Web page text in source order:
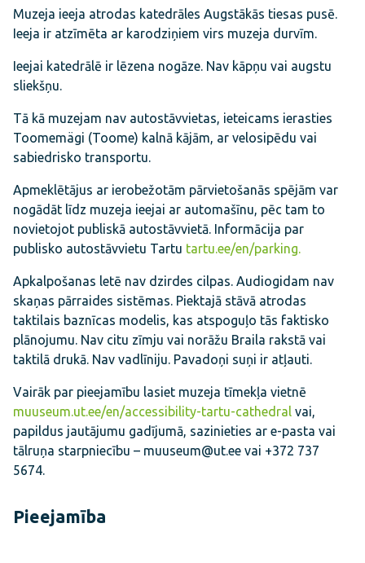
Muzeja ieeja atrodas katedrāles Augstākās tiesas pusē.
Ieeja ir atzīmēta ar karodziņiem virs muzeja durvīm.
Ieejai katedrālē ir lēzena nogāze. Nav kāpņu vai augstu
sliekšņu.
Tā kā muzejam nav autostāvvietas, ieteicams ierasties
Toomemägi (Toome) kalnā kājām, ar velosipēdu vai
sabiedrisko transportu.
Apmeklētājus ar ierobežotām pārvietošanās spējām var
nogādāt līdz muzeja ieejai ar automašīnu, pēc tam to
novietojot publiskā autostāvvietā. Informācija par
publisko autostāvvietu Tartu tartu.ee/en/parking.
Apkalpošanas letē nav dzirdes cilpas. Audiogidam nav
skaņas pārraides sistēmas. Piektajā stāvā atrodas
taktilais baznīcas modelis, kas atspoguļo tās faktisko
plānojumu. Nav citu zīmju vai norāžu Braila rakstā vai
taktilā drukā. Nav vadlīniju. Pavadoņi suņi ir atļauti.
Vairāk par pieejamību lasiet muzeja tīmekļa vietnē
muuseum.ut.ee/en/accessibility-tartu-cathedral vai,
papildus jautājumu gadījumā, sazinieties ar e-pasta vai
tālruņa starpniecību – muuseum@ut.ee vai +372 737
5674.
Pieejamība